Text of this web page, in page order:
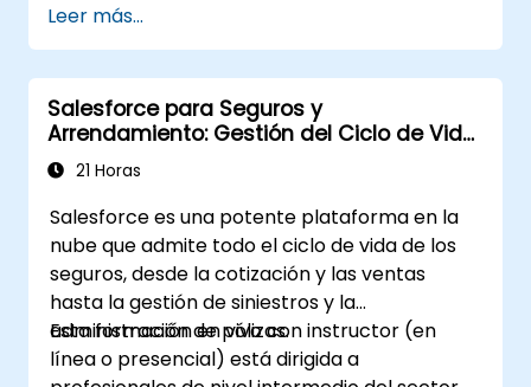
Gestionar funciones de tesorería,
incluidos el flujo de caja y las
conciliaciones bancarias.
Mejorar los flujos de trabajo financieros
para lograr una mayor eficiencia
operativa.
Leer más...
Salesforce para Seguros y
Arrendamiento: Gestión del Ciclo de Vida
Completo
21 Horas
Salesforce es una potente plataforma en la
nube que admite todo el ciclo de vida de los
seguros, desde la cotización y las ventas
hasta la gestión de siniestros y la
administración de pólizas.
Esta formación en vivo con instructor (en
línea o presencial) está dirigida a